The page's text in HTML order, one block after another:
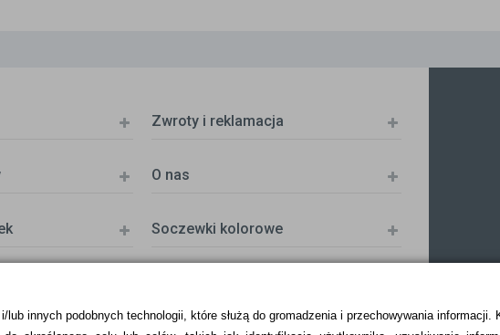
innych podobnych technologii, które służą do gromadzenia i przechowywania informacji.
Zwroty i reklamacja
O nas
Soczewki kolorowe
umowy)